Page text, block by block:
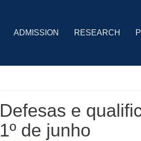
ADMISSION RESEARCH
Defesas e
1º de junho